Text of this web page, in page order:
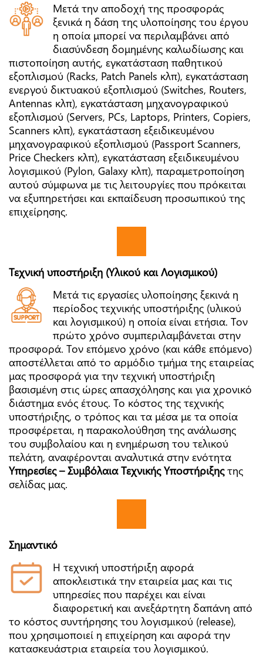
Μετά την αποδοχή της προσφοράς
ξενικά η δάση της υλοποίησης του έργου
η οποία μπορεί να περιλαμβάνει από
διασύνδεση δομημένης καλωδίωσης και
πιστοποίηση αυτής, εγκατάσταση παθητικού
εξοπλισμού (Racks, Patch Panels κλπ), εγκατάσταση
ενεργού δικτυακού εξοπλισμού (Switches, Routers,
Antennas κλπ), εγκατάσταση μηχανογραφικού
εξοπλισμού (Servers, PCs, Laptops, Printers, Copiers,
Scanners κλπ), εγκατάσταση εξειδικευμένου
μηχανογραφικού εξοπλισμού (Passport Scanners,
Price Checkers κλπ), εγκατάσταση εξειδικευμένου
λογισμικού (Pylon, Galaxy κλπ), παραμετροποίηση
αυτού σύμφωνα με τις λειτουργίες που πρόκειται
να εξυπηρετήσει και εκπαίδευση προσωπικού της
επιχείρησης.
Τεχνική υποστήριξη (Υλικού και Λογισμικού)
Μετά τις εργασίες υλοποίησης ξεκινά η
περίοδος τεχνικής υποστήριξης (υλικού
και λογισμικού) η οποία είναι ετήσια. Τον
πρώτο χρόνο συμπεριλαμβάνεται στην
προσφορά. Τον επόμενο χρόνο (και κάθε επόμενο)
αποστέλλεται από το αρμόδιο τμήμα της εταιρείας
μας προσφορά για την τεχνική υποστήριξη
βασισμένη στις ώρες απασχόλησης και για χρονικό
διάστημα ενός έτους. Το κόστος της τεχνικής
υποστήριξης, ο τρόπος και τα μέσα με τα οποία
προσφέρεται, η παρακολούθηση της ανάλωσης
του συμβολαίου και η ενημέρωση του τελικού
πελάτη, αναφέρονται αναλυτικά στην ενότητα
Υπηρεσίες – Συμβόλαια Τεχνικής Υποστήριξηςτης
σελίδας μας.
Σημαντικό
Η τεχνική υποστήριξη αφορά
αποκλειστικά την εταιρεία μας και τις
υπηρεσίες που παρέχει και είναι
διαφορετική και ανεξάρτητη δαπάνη από
το κόστος συντήρησης του λογισμικού (release),
που χρησιμοποιεί η επιχείρηση και αφορά την
κατασκευάστρια εταιρεία του λογισμικού.